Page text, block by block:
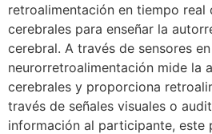
retroalimentación en tiempo real
cerebrales para enseñar la
cerebral. A través de sensores
neurorretroalimentación mide la
cerebrales y proporciona
través de señales visuales o
información al participante, este